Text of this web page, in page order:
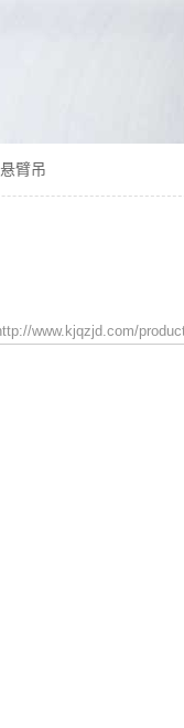
臂吊
www.kjqzjd.com/